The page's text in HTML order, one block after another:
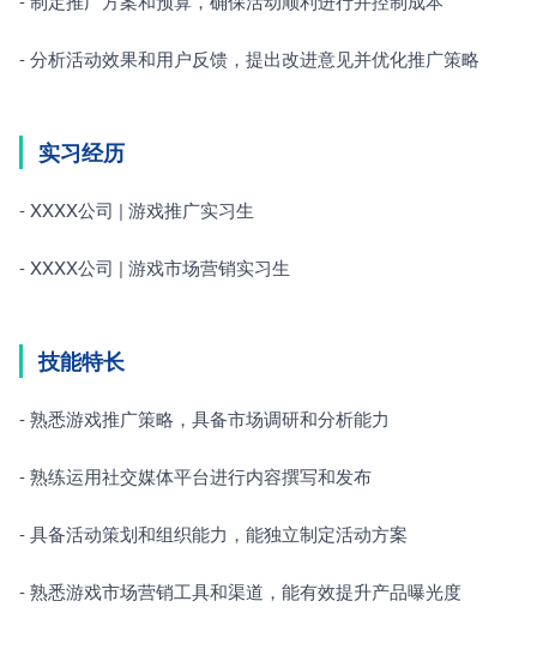
- 分析活动效果和用户反馈，提出改进意见并优化推广策略
实习经历
- XXXX公司 | 游戏推广实习生
- XXXX公司 | 游戏市场营销实习生
技能特长
- 熟悉游戏推广策略，具备市场调研和分析能力
- 熟练运用社交媒体平台进行内容撰写和发布
- 具备活动策划和组织能力，能独立制定活动方案
- 熟悉游戏市场营销工具和渠道，能有效提升产品曝光度